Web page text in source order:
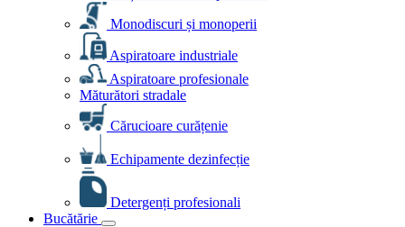
Monodiscuri și monoperii
Aspiratoare industriale
Aspiratoare profesionale
Măturători stradale
Cărucioare curățenie
Echipamente dezinfecție
Detergenți profesionali
Bucătărie